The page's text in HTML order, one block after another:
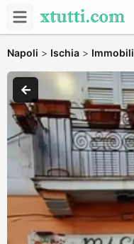
Napoli > Ischia > Immobili